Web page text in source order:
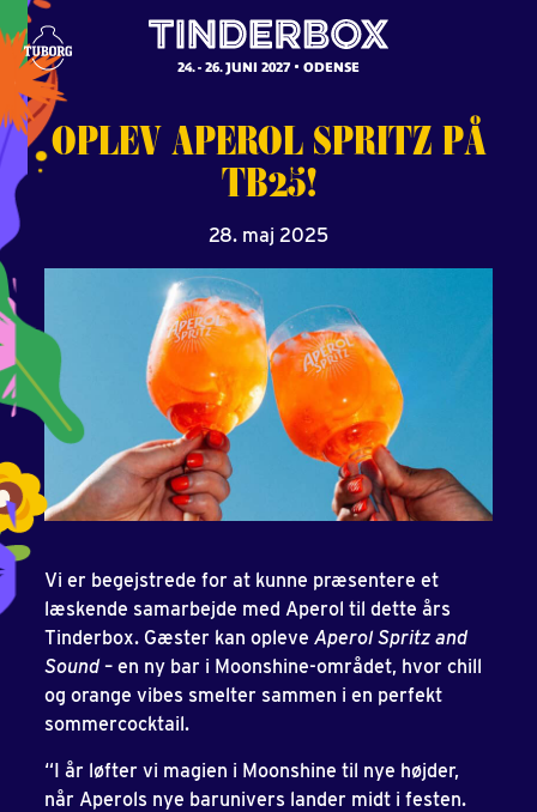
24. - 26. JUNI 2027 ODENSE
OPLEVAPEROL SPRITZ PÅ
TB25!
28. maj 2025
Vi er begejstrede for at kunne præsentere et
læskende samarbejde med Aperol til dette års
Tinderbox. Gæster kan opleve Aperol Spritz and
Sound – en ny bar i Moonshine-området, hvor chill
og orange vibes smelter sammen i en perfekt
sommercocktail.
“I år løfter vi magien i Moonshine til nye højder,
når Aperols nye barunivers lander midt i festen.